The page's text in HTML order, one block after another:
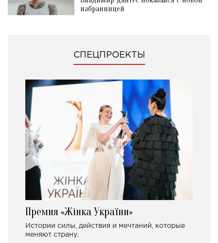
избранницей
СПЕЦПРОЕКТЫ
Премия «Жінка України»
Истории силы, действия и мечтаний, которые
меняют страну.